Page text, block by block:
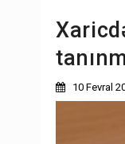
10 Fevral